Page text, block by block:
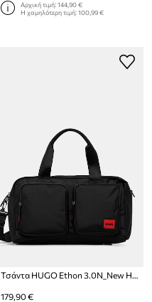
Αρχική τιμή:144,90 €
Η χαμηλότερη τιμή:100,99 €
Τσάντα HUGO Ethon 3.0N_New Hldll
179,90 €